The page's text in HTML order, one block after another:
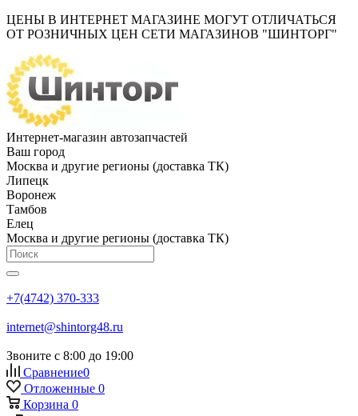
ЦЕНЫ В ИНТЕРНЕТ МАГАЗИНЕ МОГУТ ОТЛИЧАТЬСЯ
ОТ РОЗНИЧНЫХ ЦЕН СЕТИ МАГАЗИНОВ "ШИНТОРГ"
Интернет-магазин автозапчастей
Ваш город
Москва и другие регионы (доставка ТК)
Липецк
Воронеж
Тамбов
Елец
Москва и другие регионы (доставка ТК)
+7(4742) 370-333
internet@shintorg48.ru
Звоните с 8:00 до 19:00
Сравнение0
Отложенные 0
Корзина 0